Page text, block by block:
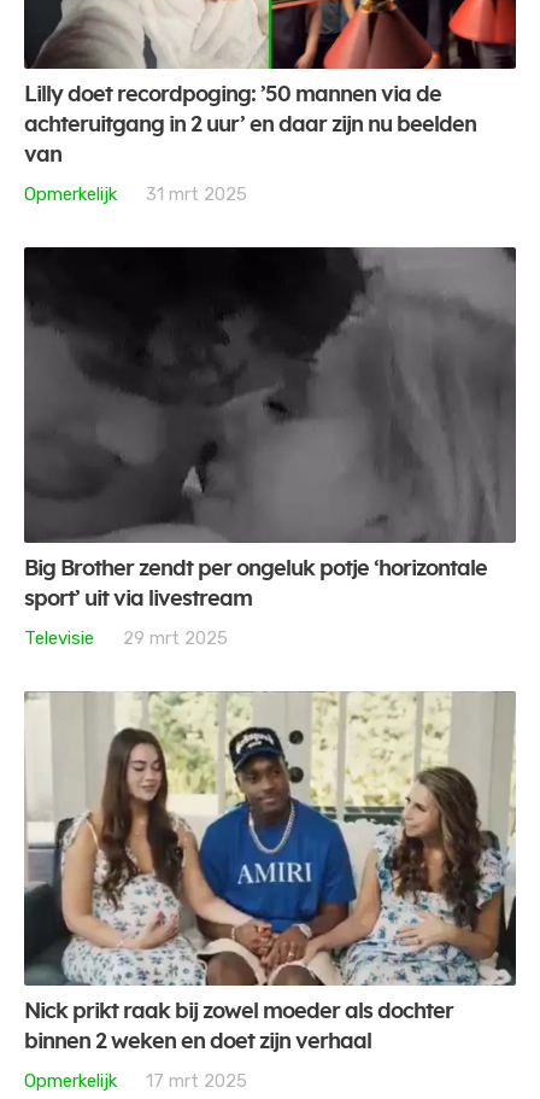
Lilly doet recordpoging: ’50 mannen via de
achteruitgang in 2 uur’ en daar zijn nu beelden
van
Opmerkelijk
31 mrt 2025
Big Brother zendt per ongeluk potje ‘horizontale
sport’ uit via livestream
Televisie
29 mrt 2025
Nick prikt raak bij zowel moeder als dochter
binnen 2 weken en doet zijn verhaal
Opmerkelijk
17 mrt 2025